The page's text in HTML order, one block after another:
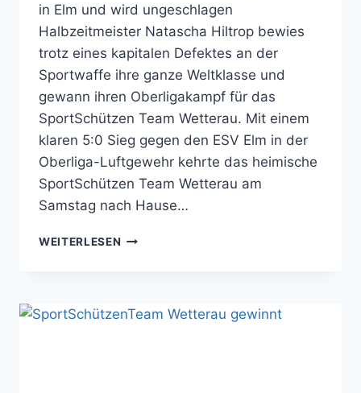
in Elm und wird ungeschlagen
Halbzeitmeister Natascha Hiltrop bewies
trotz eines kapitalen Defektes an der
Sportwaffe ihre ganze Weltklasse und
gewann ihren Oberligakampf für das
SportSchützen Team Wetterau. Mit einem
klaren 5:0 Sieg gegen den ESV Elm in der
Oberliga-Luftgewehr kehrte das heimische
SportSchützen Team Wetterau am
Samstag nach Hause…
WEITERLESEN SPORTSCHÜTZEN
WIRD